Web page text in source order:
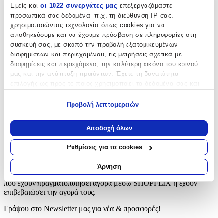
Εμείς και οι 1022 συνεργάτες μας επεξεργαζόμαστε
προσωπικά σας δεδομένα, π.χ. τη διεύθυνση IP σας,
χρησιμοποιώντας τεχνολογία όπως cookies για να
αποθηκεύουμε και να έχουμε πρόσβαση σε πληροφορίες στη
συσκευή σας, με σκοπό την προβολή εξατομικευμένων
διαφημίσεων και περιεχομένου, τις μετρήσεις σχετικά με
διαφημίσεις και περιεχόμενο, την καλύτερη εικόνα του κοινού
μας και την ανάπτυξη προϊόντων. Έχετε τη δυνατότητα
Να συλλέξουμε πληροφορίες σχετικά με τη γεωγραφική
σας τοποθεσία, οι οποίες μπορεί να είναι ακριβείς σε
απόσταση μερικών μέτρων
Να αναγνωρίσουμε τη συσκευή σας σαρώνοντας ενεργά
για συγκεκριμένα χαρακτηριστικά (δακτυλικό αποτύπωμα)
Μάθετε περισσότερα σχετικά με τον τρόπο επεξεργασίας των
προσωπικών σας δεδομένων και καθορίστε τις προτιμήσεις σας
στηνενότητα “Λεπτομέρειες”
Δήλωση Cookies.
Προβολή λεπτομερειών
Αποδοχή όλων
Ρυθμίσεις για τα cookies
Άρνηση
Χαρακτηριστικά
+
Χαρακτηριστικά
Κατασκευαστής:
Tarrago
Προς το παρόν δεν υπάρχουν άλλες αξιολογήσεις. Όταν
προστεθούν, θα εμφανιστούν εδώ.
Πώς υπολογίζεται η βαθμολογία
Η τελική βαθμολογία βασίζεται αποκλειστικά σε κριτικές χρηστών
που έχουν πραγματοποιήσει αγορά μέσω SHOPFLIX ή έχουν
επιβεβαιώσει την αγορά τους.
Γράψου στο Νewsletter μας για νέα & προσφορές!